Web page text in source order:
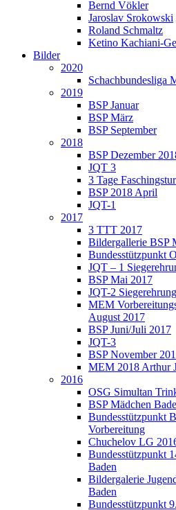
Bernd Vökler
Jaroslav Srokowski
Roland Schmaltz
Ketino Kachiani-
Bilder
2020
Schachbundesliga
2019
BSP Januar
BSP März
BSP September
2018
BSP Dezember
JQT 3
3 Tage
BSP 2018 April
JQT-1
2017
3 TTT 2017
Bildergallerie BSP
Bundesstützpunkt
JQT – 1
BSP Mai 2017
JQT-2 Siegerehrung
MEM
August 2017
BSP Juni/Juli 2017
JQT-3
BSP November
MEM 2018 Arthur
2016
OSG Simultan
BSP Mädchen
Bundesstützpunkt
Vorbereitung
Chuchelov LG
Bundesstützpunkt
Baden
Bildergalerie
Baden
Bundesstützpunkt